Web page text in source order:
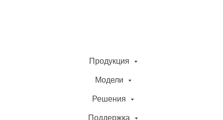
Продукция
Модели
Решения
Поддержка